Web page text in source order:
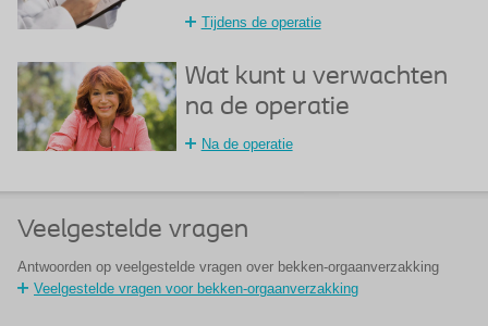
Tijdens de operatie
Wat kunt u verwachten
na de operatie
Na de operatie
Veelgestelde vragen
Antwoorden op veelgestelde vragen over bekken-orgaanverzakking
Veelgestelde vragen voor bekken-orgaanverzakking